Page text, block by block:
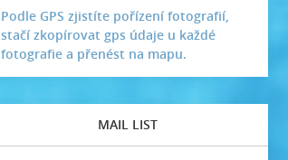
Podle GPS zjistíte pořízení fotografií,
stačí zkopírovat gps údaje u každé
fotografie a přenést na mapu.
MAIL LIST